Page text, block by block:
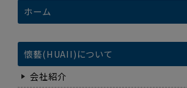
ホーム
懷藝(HUAII)について
会社紹介